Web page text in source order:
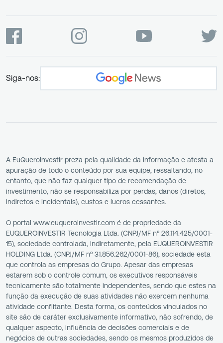
Siga-nos:
A EuQueroInvestir preza pela qualidade da informação e atesta a
apuração de todo o conteúdo por sua equipe, ressaltando, no
entanto, que não faz qualquer tipo de recomendação de
investimento, não se responsabiliza por perdas, danos (diretos,
indiretos e incidentais), custos e lucros cessantes.
O portal www.euqueroinvestir.com é de propriedade da
EUQUEROINVESTIR Tecnologia Ltda. (CNPJ/MF nº 26.114.425/0001-
15), sociedade controlada, indiretamente, pela EUQUEROINVESTIR
HOLDING Ltda. (CNPJ/MF nº 31.856.262/0001-86), sociedade esta
que controla as empresas do Grupo. Apesar das empresas
estarem sob o controle comum, os executivos responsáveis
tecnicamente são totalmente independentes, sendo que estes na
função da execução de suas atividades não exercem nenhuma
atividade conflitante. Desta forma, os conteúdos vinculados no
site são de caráter exclusivamente informativo, não sofrendo, de
qualquer aspecto, influência de decisões comerciais e de
negócios de outras sociedades, sendo os mesmos produzidos de